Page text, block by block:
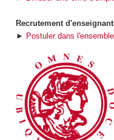
Recrutement
► Postuler dans